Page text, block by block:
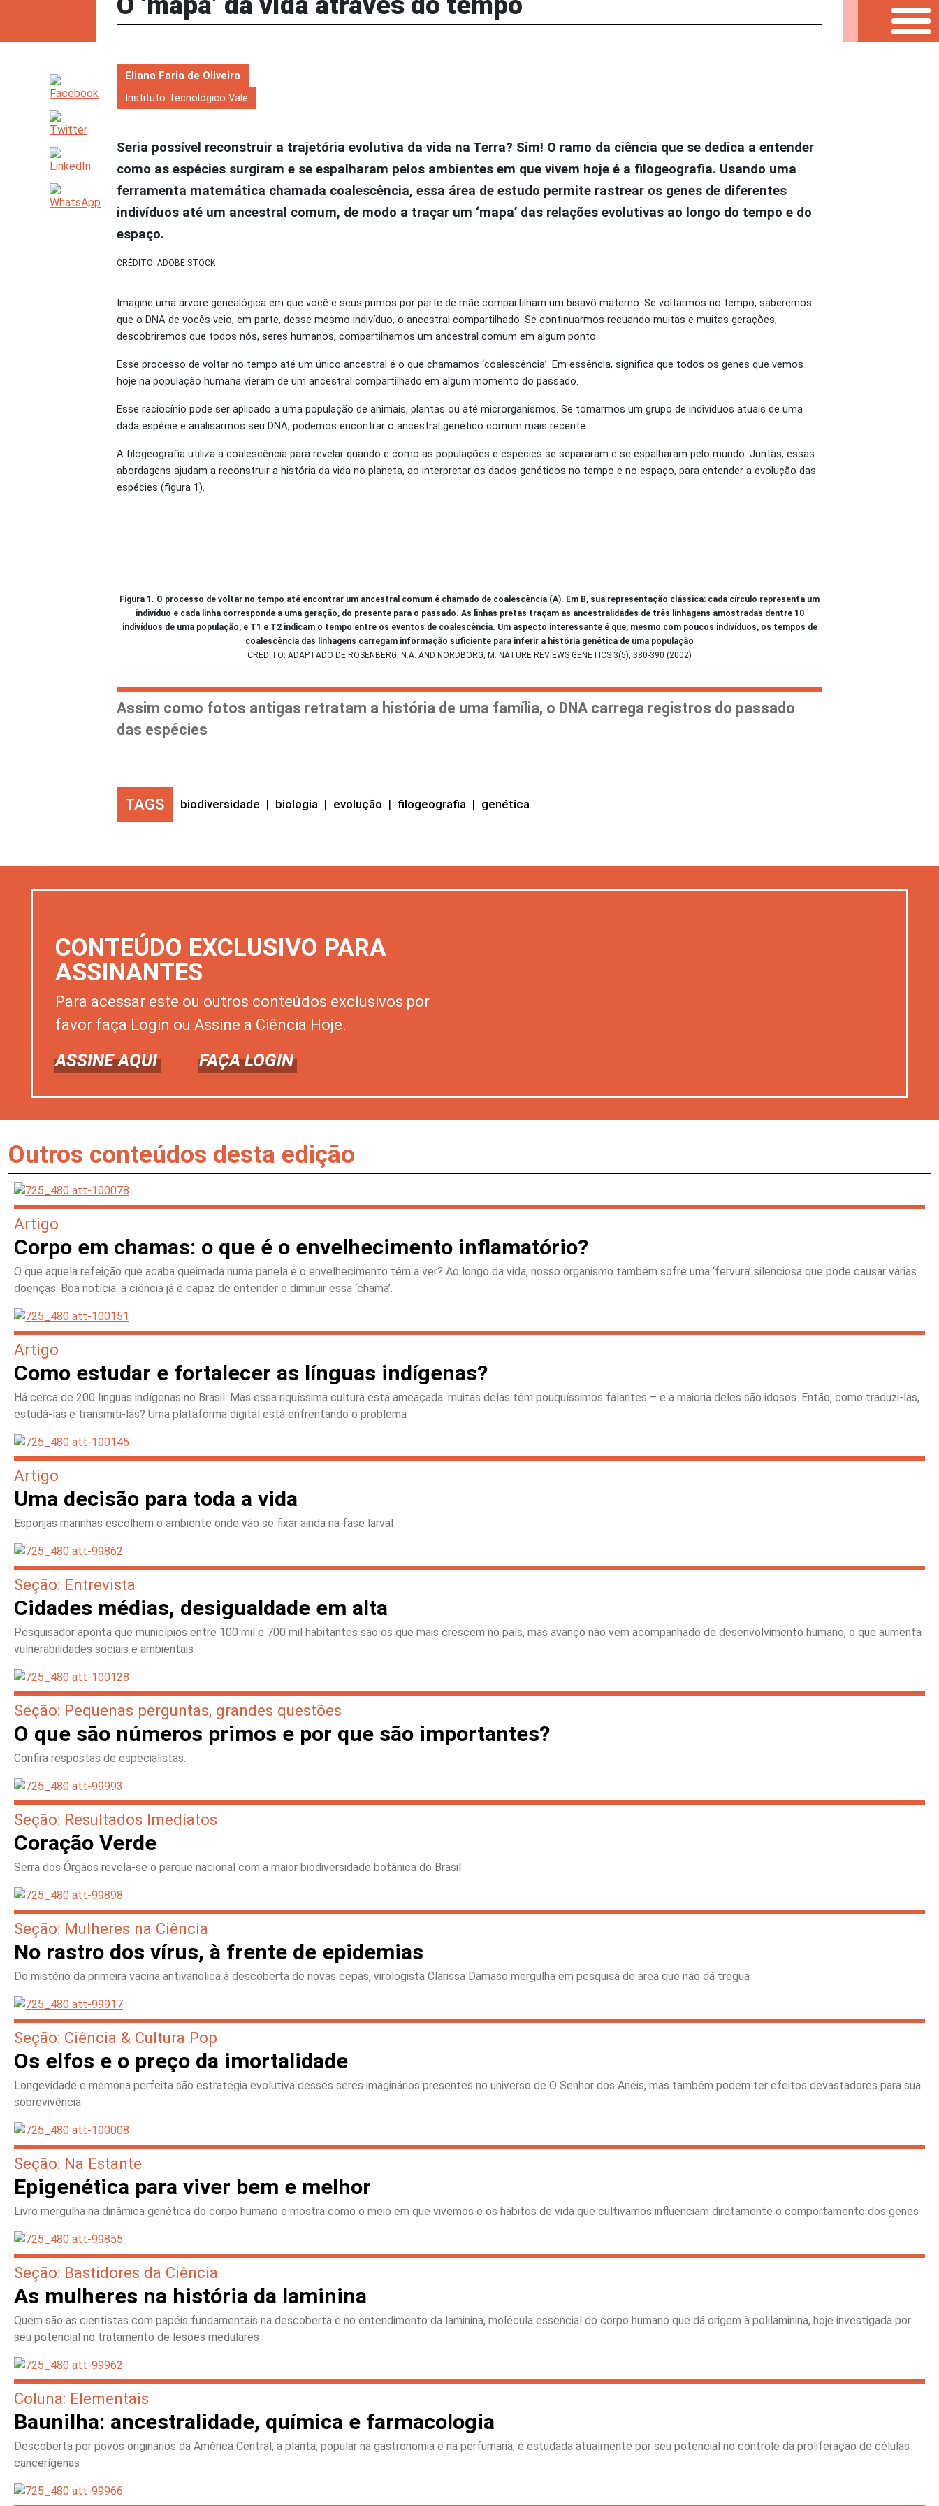
ASSINE Login
Eliana Faria de Oliveira
Instituto Tecnológico Vale
Seria possível reconstruir a trajetória evolutiva da vida na Terra? Sim! O ramo da ciência que se dedica a entender
como as espécies surgiram e se espalharam pelos ambientes em que vivem hoje é a filogeografia. Usando uma
ferramenta matemática chamada coalescência, essa área de estudo permite rastrear os genes de diferentes
indivíduos até um ancestral comum, de modo a traçar um ‘mapa’ das relações evolutivas ao longo do tempo e do
espaço.
CRÉDITO: ADOBE STOCK
Imagine uma árvore genealógica em que você e seus primos por parte de mãe compartilham um bisavô materno. Se voltarmos no tempo, saberemos
que o DNA de vocês veio, em parte, desse mesmo indivíduo, o ancestral compartilhado. Se continuarmos recuando muitas e muitas gerações,
descobriremos que todos nós, seres humanos, compartilhamos um ancestral comum em algum ponto.
Esse processo de voltar no tempo até um único ancestral é o que chamamos ‘coalescência’. Em essência, significa que todos os genes que vemos
hoje na população humana vieram de um ancestral compartilhado em algum momento do passado.
Esse raciocínio pode ser aplicado a uma população de animais, plantas ou até microrganismos. Se tomarmos um grupo de indivíduos atuais de uma
dada espécie e analisarmos seu DNA, podemos encontrar o ancestral genético comum mais recente.
A filogeografia utiliza a coalescência para revelar quando e como as populações e espécies se separaram e se espalharam pelo mundo. Juntas, essas
abordagens ajudam a reconstruir a história da vida no planeta, ao interpretar os dados genéticos no tempo e no espaço, para entender a evolução das
espécies (figura 1).
Figura 1. O processo de voltar no tempo até encontrar um ancestral comum é chamado de coalescência (A). Em B, sua representação clássica: cada círculo representa um
indivíduo e cada linha corresponde a uma geração, do presente para o passado. As linhas pretas traçam as ancestralidades de três linhagens amostradas dentre 10
indivíduos de uma população, e T1 e T2 indicam o tempo entre os eventos de coalescência. Um aspecto interessante é que, mesmo com poucos indivíduos, os tempos de
coalescência das linhagens carregam informação suficiente para inferir a história genética de uma população
CRÉDITO: ADAPTADO DE ROSENBERG, N.A. AND NORDBORG, M. NATURE REVIEWS GENETICS 3(5), 380-390 (2002)
Assim como fotos antigas retratam a história de uma família, o DNA carrega registros do passado
das espécies
TAGS biodiversidade | biologia | evolução | filogeografia | genética
CONTEÚDO EXCLUSIVO PARA
ASSINANTES
Para acessar este ou outros conteúdos exclusivos por
favor faça Login ou Assine a Ciência Hoje.
ASSINE AQUI FAÇA LOGIN
Outros conteúdos desta edição
Artigo
Corpo em chamas: o que é o envelhecimento inflamatório?
O que aquela refeição que acaba queimada numa panela e o envelhecimento têm a ver? Ao longo da vida, nosso organismo também sofre uma ‘fervura’ silenciosa que pode causar várias
doenças. Boa notícia: a ciência já é capaz de entender e diminuir essa ‘chama’.
Artigo
Como estudar e fortalecer as línguas indígenas?
Há cerca de 200 línguas indígenas no Brasil. Mas essa riquíssima cultura está ameaçada: muitas delas têm pouquíssimos falantes – e a maioria deles são idosos. Então, como traduzi-las,
estudá-las e transmiti-las? Uma plataforma digital está enfrentando o problema
Artigo
Uma decisão para toda a vida
Esponjas marinhas escolhem o ambiente onde vão se fixar ainda na fase larval
Seção: Entrevista
Cidades médias, desigualdade em alta
Pesquisador aponta que municípios entre 100 mil e 700 mil habitantes são os que mais crescem no país, mas avanço não vem acompanhado de desenvolvimento humano, o que aumenta
vulnerabilidades sociais e ambientais
Seção: Pequenas perguntas, grandes questões
O que são números primos e por que são importantes?
Confira respostas de especialistas.
Seção: Resultados Imediatos
Coração Verde
Serra dos Órgãos revela-se o parque nacional com a maior biodiversidade botânica do Brasil
Seção: Mulheres na Ciência
No rastro dos vírus, à frente de epidemias
Do mistério da primeira vacina antivariólica à descoberta de novas cepas, virologista Clarissa Damaso mergulha em pesquisa de área que não dá trégua
Seção: Ciência & Cultura Pop
Os elfos e o preço da imortalidade
Longevidade e memória perfeita são estratégia evolutiva desses seres imaginários presentes no universo de O Senhor dos Anéis, mas também podem ter efeitos devastadores para sua
sobrevivência
Seção: Na Estante
Epigenética para viver bem e melhor
Livro mergulha na dinâmica genética do corpo humano e mostra como o meio em que vivemos e os hábitos de vida que cultivamos influenciam diretamente o comportamento dos genes
Seção: Bastidores da Ciência
As mulheres na história da laminina
Quem são as cientistas com papéis fundamentais na descoberta e no entendimento da laminina, molécula essencial do corpo humano que dá origem à polilaminina, hoje investigada por
seu potencial no tratamento de lesões medulares
Coluna: Elementais
Baunilha: ancestralidade, química e farmacologia
Descoberta por povos originários da América Central, a planta, popular na gastronomia e na perfumaria, é estudada atualmente por seu potencial no controle da proliferação de células
cancerígenas